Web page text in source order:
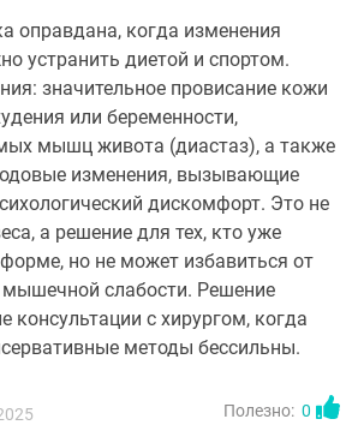
оправдана, когда изменения
устранить диетой и спортом.
значительное провисание кожи
или беременности,
мышц живота (диастаз), а также
изменения, вызывающие
дискомфорт. Это не
а решение для тех, кто уже
но не может избавиться от
мышечной слабости. Решение
консультации с хирургом, когда
методы бессильны.
Полезно: 0